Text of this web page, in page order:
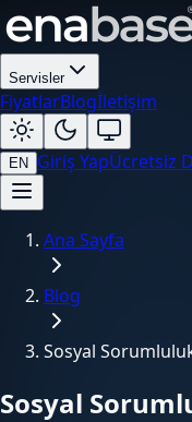
Servisler
FiyatlarBlogİletişim
EN Giriş YapÜcretsiz
Ana Sayfa
Blog
Sosyal
Sosyal